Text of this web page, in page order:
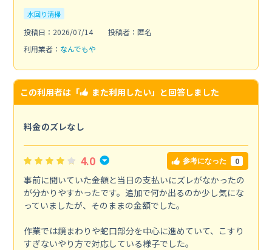
水回り清掃
投稿日：2026/07/14
投稿者：匿名
利用業者： なんでもや
この利用者は「 また利用したい」と回答しました
料金のズレなし
4.0 参考になった 0
事前に聞いていた金額と当日の支払いにズレがなかったの
が分かりやすかったです。追加で何か出るのか少し気にな
っていましたが、そのままの金額でした。
作業では鏡まわりや蛇口部分を中心に進めていて、こすり
すぎないやり方で対応している様子でした。